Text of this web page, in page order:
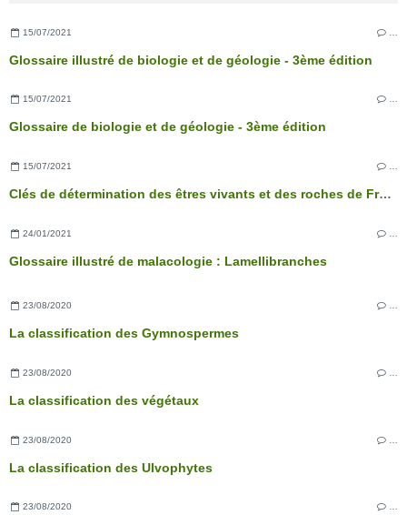
15/07/2021
Glossaire illustré de biologie et de géologie - 3ème édition
15/07/2021 …
Glossaire de biologie et de géologie - 3ème édition
15/07/2021
Clés de détermination des êtres vivants et des roches de France - 3ème édition
24/01/2021
Glossaire illustré de malacologie : Lamellibranches
23/08/2020 …
La classification des Gymnospermes
23/08/2020
La classification des végétaux
23/08/2020
La classification des Ulvophytes
23/08/2020